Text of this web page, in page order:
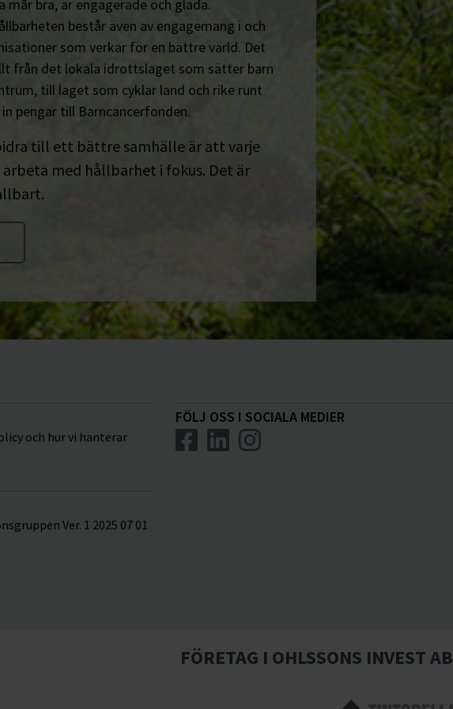
mår bra, är engagerade och glada.
består även av engagemang i och
som verkar för en bättre värld. Det
från det lokala idrottslaget som sätter barn
till laget som cyklar land och rike runt
pengar till Barncancerfonden.
till ett bättre samhälle är att varje
med hållbarhet i fokus. Det är
och hur vi hanterar
Ver. 1 2025 07 01
FÖLJ OSS I SOCIALA MEDIER
FÖRETAG I OHLSSONS INVEST AB